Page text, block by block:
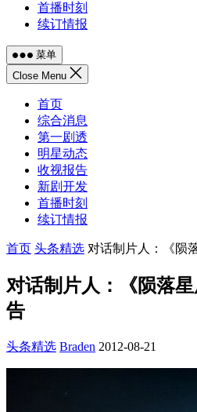
首播时刻
续订情报
菜单
Close Menu
首页
综合消息
第一剧透
明星动态
收视报告
新剧开发
首播时刻
续订情报
首页 头条精选 对话制片人：《陨
对话制片人：《陨落
告
头条精选 Braden 2012-08-21